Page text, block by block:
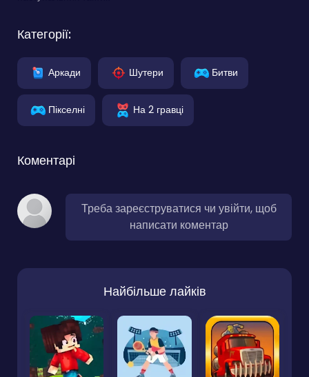
Категорії:
Аркади Шутери Битви
Пікселні На 2 гравці
Коментарі
Треба зареєструватися чи увійти, щоб
написати коментар
Найбільше лайків